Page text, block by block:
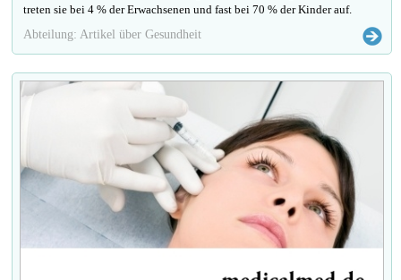
treten sie bei 4 % der Erwachsenen und fast bei 70 % der Kinder auf.
Abteilung: Artikel über Gesundheit